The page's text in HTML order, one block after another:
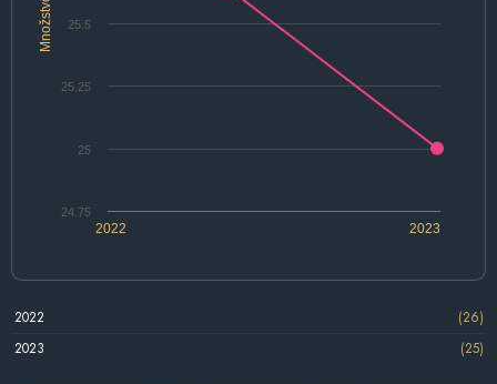
Množstvo
2022 2023
24.75
25
25.25
25.5
2022
(26)
2023
(25)